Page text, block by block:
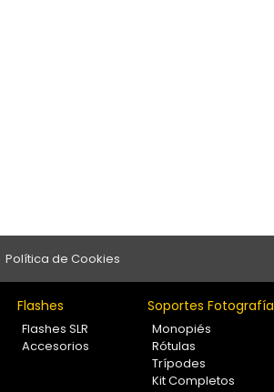
Política de Cookies
Flashes
Flashes SLR
Accesorios
Soportes Fotografía
Monopiés
Rótulas
Trípodes
Kit Completos